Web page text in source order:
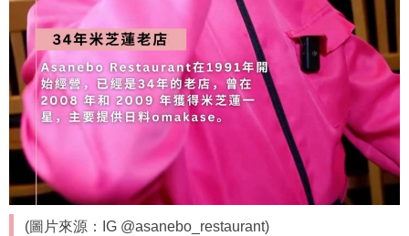
(圖片來源：IG @asanebo_restaurant)